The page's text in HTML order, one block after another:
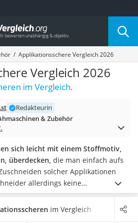
nach Kategorie
Applikationsschere Vergleich 2026
Vergleich 2026
im Vergleich.
Redakteurin
& Zubehör
sich leicht mit einem Stoffmotiv,
überdecken, die man einfach aufs
solcher Applikationen
allerdings keine
. Vielmehr kommen
Einsatz, weil sie viel präziser sind.
im Vergleich